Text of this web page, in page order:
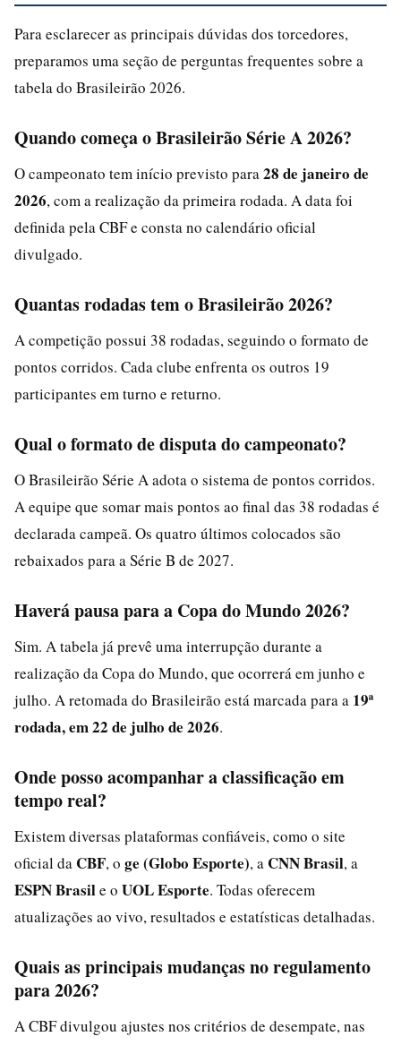
Para esclarecer as principais dúvidas dos torcedores,
preparamos uma seção de perguntas frequentes sobre a
tabela do Brasileirão 2026.
Quando começa o Brasileirão Série A 2026?
O campeonato tem início previsto para 28 de janeiro de
2026, com a realização da primeira rodada. A data foi
definida pela CBF e consta no calendário oficial
divulgado.
Quantas rodadas tem o Brasileirão 2026?
A competição possui 38 rodadas, seguindo o formato de
pontos corridos. Cada clube enfrenta os outros 19
participantes em turno e returno.
Qual o formato de disputa do campeonato?
O Brasileirão Série A adota o sistema de pontos corridos.
A equipe que somar mais pontos ao final das 38 rodadas é
declarada campeã. Os quatro últimos colocados são
rebaixados para a Série B de 2027.
Haverá pausa para a Copa do Mundo 2026?
Sim. A tabela já prevê uma interrupção durante a
realização da Copa do Mundo, que ocorrerá em junho e
julho. A retomada do Brasileirão está marcada para a 19ª
rodada, em 22 de julho de 2026.
Onde posso acompanhar a classificação em
tempo real?
Existem diversas plataformas confiáveis, como o site
oficial da CBF, o ge (Globo Esporte), a CNN Brasil, a
ESPN Brasile o UOL Esporte. Todas oferecem
atualizações ao vivo, resultados e estatísticas detalhadas.
Quais as principais mudanças no regulamento
para 2026?
A CBF divulgou ajustes nos critérios de desempate, nas